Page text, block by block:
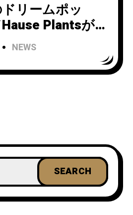
リームポッ
Plantsが
』のMVを
NEWS